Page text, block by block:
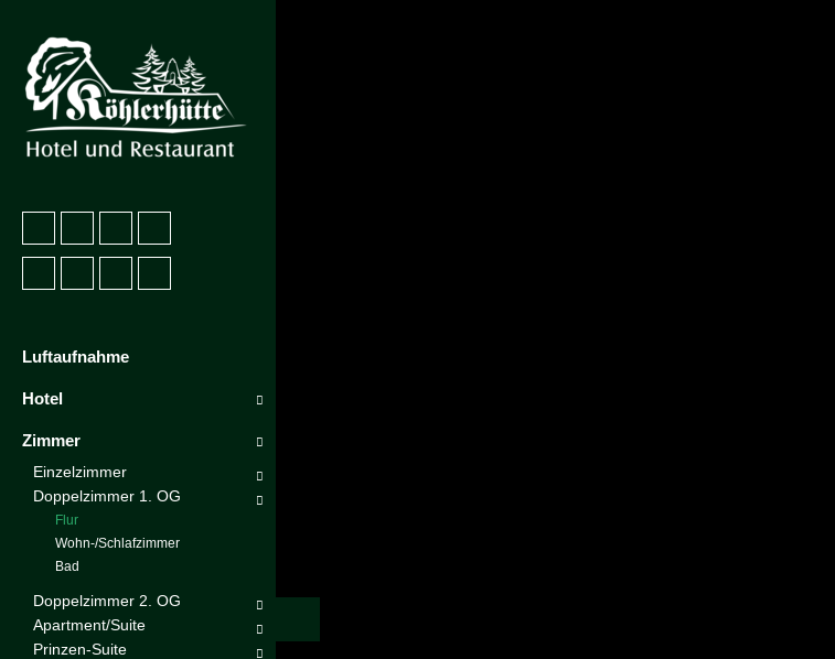
Luftaufnahme
Hotel
Zimmer
Einzelzimmer
Doppelzimmer 1. OG
Flur
Wohn-/Schlafzimmer
Bad
Doppelzimmer 2. OG
Apartment/Suite
Prinzen-Suite